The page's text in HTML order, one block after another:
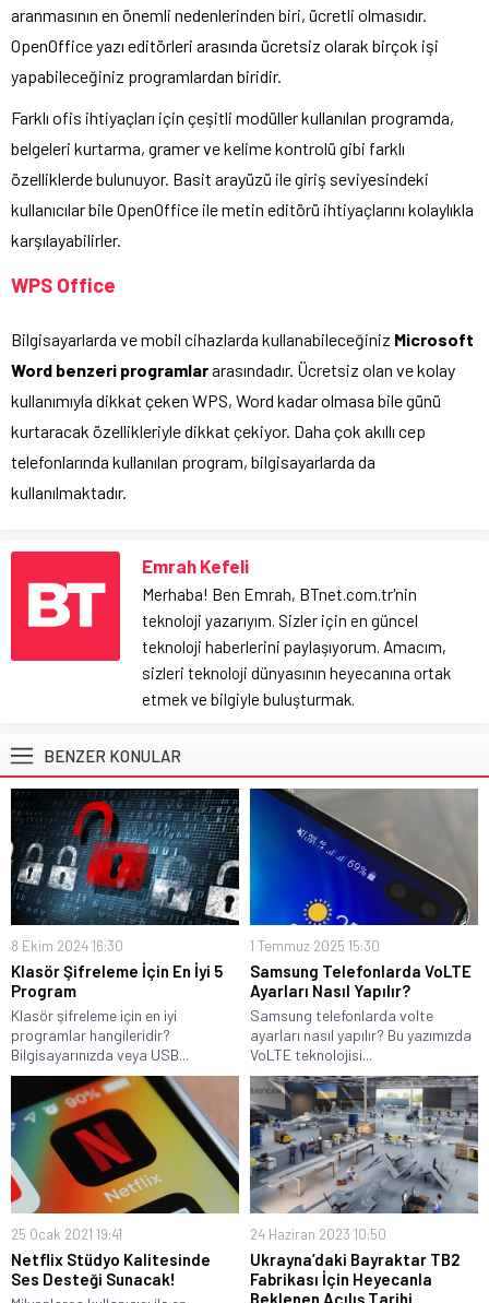
aranmasının en önemli nedenlerinden biri, ücretli olmasıdır.
OpenOffice yazı editörleri arasında ücretsiz olarak birçok işi
yapabileceğiniz programlardan biridir.
Farklı ofis ihtiyaçları için çeşitli modüller kullanılan programda,
belgeleri kurtarma, gramer ve kelime kontrolü gibi farklı
özelliklerde bulunuyor. Basit arayüzü ile giriş seviyesindeki
kullanıcılar bile OpenOffice ile metin editörü ihtiyaçlarını kolaylıkla
karşılayabilirler.
WPS Office
Bilgisayarlarda ve mobil cihazlarda kullanabileceğiniz Microsoft
Word benzeri programlararasındadır. Ücretsiz olan ve kolay
kullanımıyla dikkat çeken WPS, Word kadar olmasa bile günü
kurtaracak özellikleriyle dikkat çekiyor. Daha çok akıllı cep
telefonlarında kullanılan program, bilgisayarlarda da
kullanılmaktadır.
Emrah Kefeli
Merhaba! Ben Emrah, BTnet.com.tr'nin
teknoloji yazarıyım. Sizler için en güncel
teknoloji haberlerini paylaşıyorum. Amacım,
sizleri teknoloji dünyasının heyecanına ortak
etmek ve bilgiyle buluşturmak.
BENZER KONULAR
8 Ekim 2024 16:30
Klasör Şifreleme İçin En İyi 5
Program
Klasör şifreleme için en iyi
programlar hangileridir?
Bilgisayarınızda veya USB...
1 Temmuz 2025 15:30
Samsung Telefonlarda VoLTE
Ayarları Nasıl Yapılır?
Samsung telefonlarda volte
ayarları nasıl yapılır? Bu yazımızda
VoLTE teknolojisi...
25 Ocak 2021 19:41
Netflix Stüdyo Kalitesinde
Ses Desteği Sunacak!
24 Haziran 2023 10:50
Ukrayna’daki Bayraktar TB2
Fabrikası İçin Heyecanla
Beklenen Açılış Tarihi